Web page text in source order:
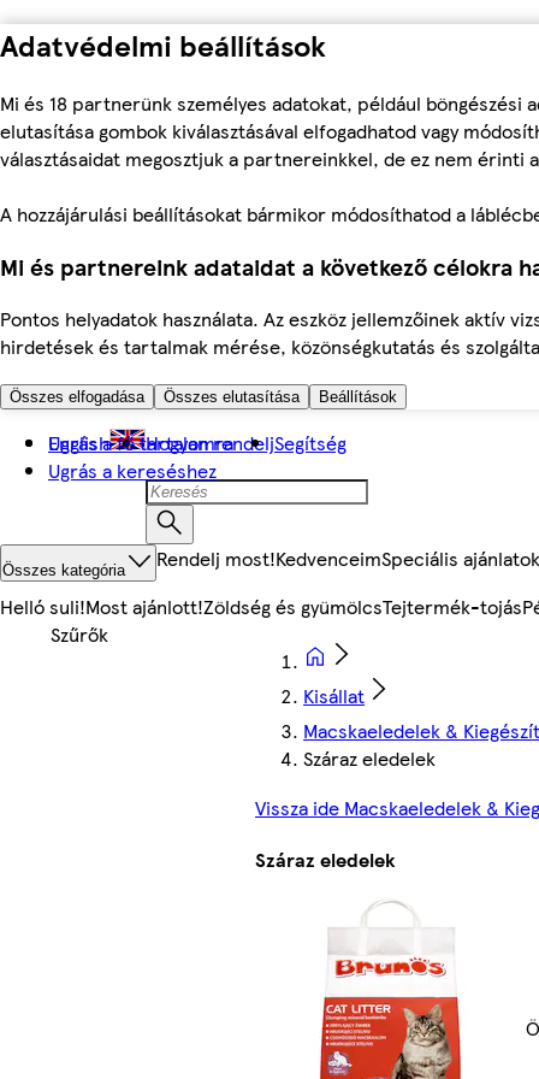
Adatvédelmi beállítások
Mi és 18 partnerünk személyes adatokat, például böngészési
elutasítása gombok kiválasztásával elfogadhatod vagy
választásaidat megosztjuk a partnereinkkel, de ez nem érinti
A hozzájárulási beállításokat bármikor módosíthatod a
Mi és partnereink adataidat a következő célokra
Pontos helyadatok használata. Az eszköz jellemzőinek aktív
hirdetések és tartalmak mérése, közönségkutatás és
Összes elfogadása Összes elutasítása Beállítások
Ugrás a fő tartalomra
Ugrás a kereséshez
English Hogyan rendeljSegítség
Összes kategória Rendelj most!KedvenceimSpeciális ajánlatok
Helló suli!Most ajánlott!Zöldség és gyümölcsTejtermék-tojás
Kisállat
Macskaeledelek &
Száraz eledelek
Vissza ide Macskaeledelek &
Száraz eledelek